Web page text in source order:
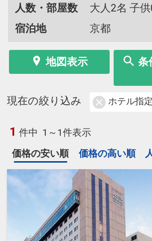
人数・部屋数
大人2名 子
宿泊地
京都
地図表示
条
現在の絞り込み ホテル指定
1 件中 1～1件表示
価格の安い順
価格の高い順